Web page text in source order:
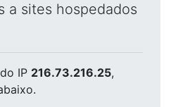
a sites hospedados
do IP 216.73.216.25,